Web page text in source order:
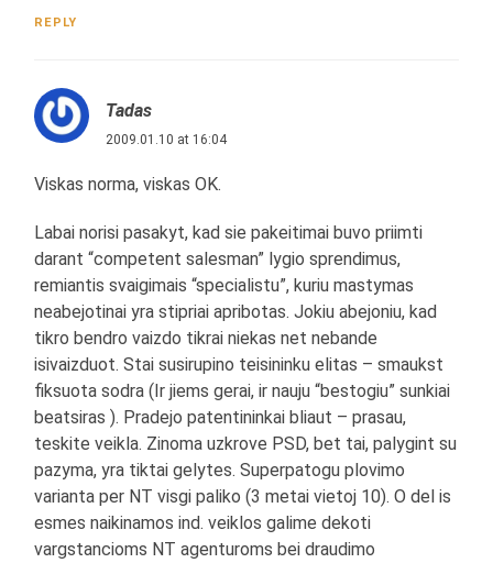
REPLY
Tadas
2009.01.10 at 16:04
Viskas norma, viskas OK.
Labai norisi pasakyt, kad sie pakeitimai buvo priimti
darant “competent salesman” lygio sprendimus,
remiantis svaigimais “specialistu”, kuriu mastymas
neabejotinai yra stipriai apribotas. Jokiu abejoniu, kad
tikro bendro vaizdo tikrai niekas net nebande
isivaizduot. Stai susirupino teisininku elitas – smaukst
fiksuota sodra (Ir jiems gerai, ir nauju “bestogiu” sunkiai
beatsiras ). Pradejo patentininkai bliaut – prasau,
teskite veikla. Zinoma uzkrove PSD, bet tai, palygint su
pazyma, yra tiktai gelytes. Superpatogu plovimo
varianta per NT visgi paliko (3 metai vietoj 10). O del is
esmes naikinamos ind. veiklos galime dekoti
vargstancioms NT agenturoms bei draudimo